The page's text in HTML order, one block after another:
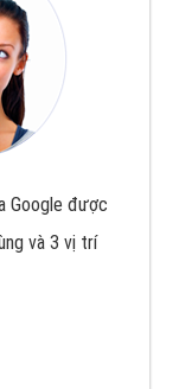
Google được
và 3 vị trí